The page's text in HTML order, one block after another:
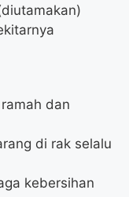
dan
di rak selalu
kebersihan